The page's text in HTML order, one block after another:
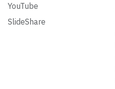
YouTube
SlideShare